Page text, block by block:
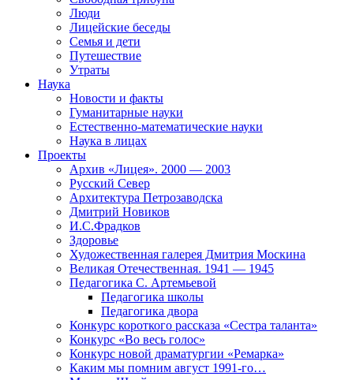
Люди
Лицейские беседы
Семья и дети
Путешествие
Утраты
Наука
Новости и факты
Гуманитарные науки
Естественно-математические науки
Наука в лицах
Проекты
Архив «Лицея». 2000 — 2003
Русский Север
Архитектура Петрозаводска
Дмитрий Новиков
И.С.Фрадков
Здоровье
Художественная галерея Дмитрия Москина
Великая Отечественная. 1941 — 1945
Педагогика С. Артемьевой
Педагогика школы
Педагогика двора
Конкурс короткого рассказа «Сестра таланта»
Конкурс «Во весь голос»
Конкурс новой драматургии «Ремарка»
Каким мы помним август 1991-го…